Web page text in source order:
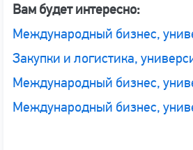
Вам будет интересно:
Международный бизнес,
Закупки и логистика,
Международный бизнес,
Международный бизнес,